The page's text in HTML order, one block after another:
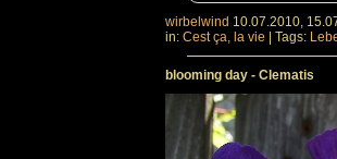
wirbelwind 10.07.2010,
in: Cest ça, la vie Tags:
blooming day - Clematis